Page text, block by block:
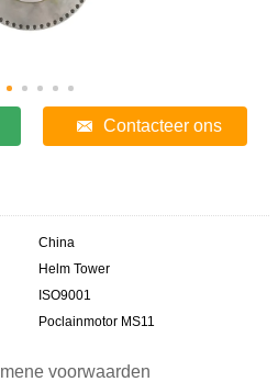
Contacteer ons
China
Helm Tower
ISO9001
Poclainmotor MS11
voorwaarden